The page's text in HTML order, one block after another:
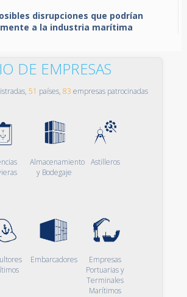
disrupciones que podrían
a la industria marítima
DE EMPRESAS
51 países, 83 empresas patrocinadas
Almacenamiento
y Bodegaje
Astilleros
Embarcadores
Empresas
Portuarias y
Terminales
Marítimos